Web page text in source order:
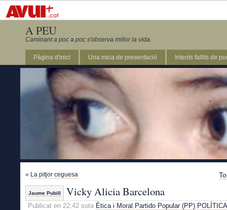
A PEU
Caminant a poc a poc s'observa millor la vida.
Pàgina d'inici Una mica de presentació Intents fallits de
« La pitjor ceguesa
Jaume Pubill Vicky Alicia Barcelona
Publicat en 22:42 sota Ètica i Moral , Partido Popular (PP), POLÍTICA